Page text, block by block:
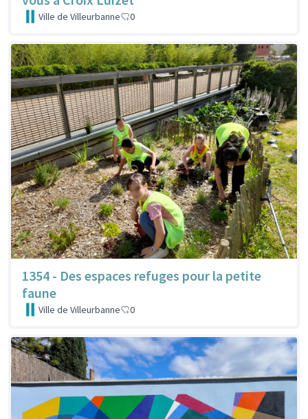
Ville de Villeurbanne 0
1354 - Des espaces refuges pour la petite
faune
Ville de Villeurbanne 0